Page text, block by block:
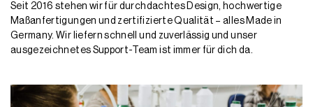
Seit 2016 stehen wir für durchdachtes Design, hochwertige
Maßanfertigungen und zertifizierte Qualität – alles Made in
Germany. Wir liefern schnell und zuverlässig und unser
ausgezeichnetes Support-Team ist immer für dich da.